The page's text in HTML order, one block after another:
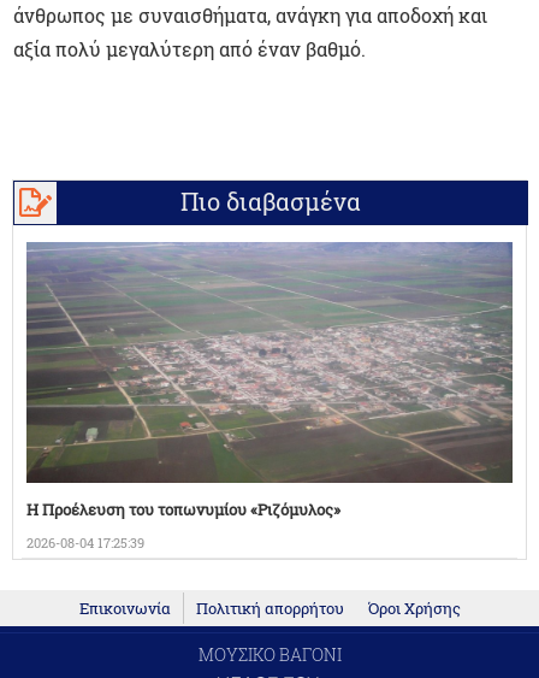
άνθρωπος με συναισθήματα, ανάγκη για αποδοχή και
αξία πολύ μεγαλύτερη από έναν βαθμό.
Πιο διαβασμένα
Η Προέλευση του τοπωνυμίου «Ριζόμυλος»
2026-08-04 17:25:39
Επικοινωνία Πολιτική απορρήτου Όροι Χρήσης
ΜΟΥΣΙΚΟ ΒΑΓΟΝΙ